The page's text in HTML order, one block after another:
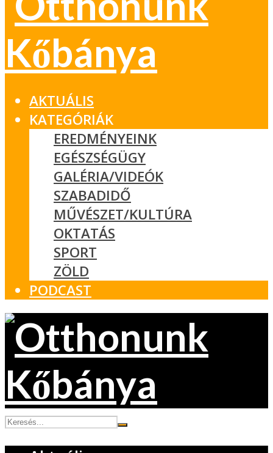
AKTUÁLIS
KATEGÓRIÁK
EREDMÉNYEINK
EGÉSZSÉGÜGY
GALÉRIA/VIDEÓK
SZABADIDŐ
MŰVÉSZET/KULTÚRA
OKTATÁS
SPORT
ZÖLD
PODCAST